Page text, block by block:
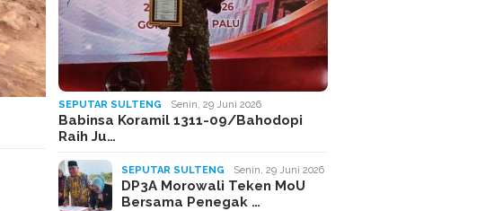
SEPUTAR SULTENG Senin, 29 Juni 2026
Babinsa Koramil 1311-09/Bahodopi
Raih Ju…
SEPUTAR SULTENG Senin, 29 Juni 2026
DP3A Morowali Teken MoU
Bersama Penegak …